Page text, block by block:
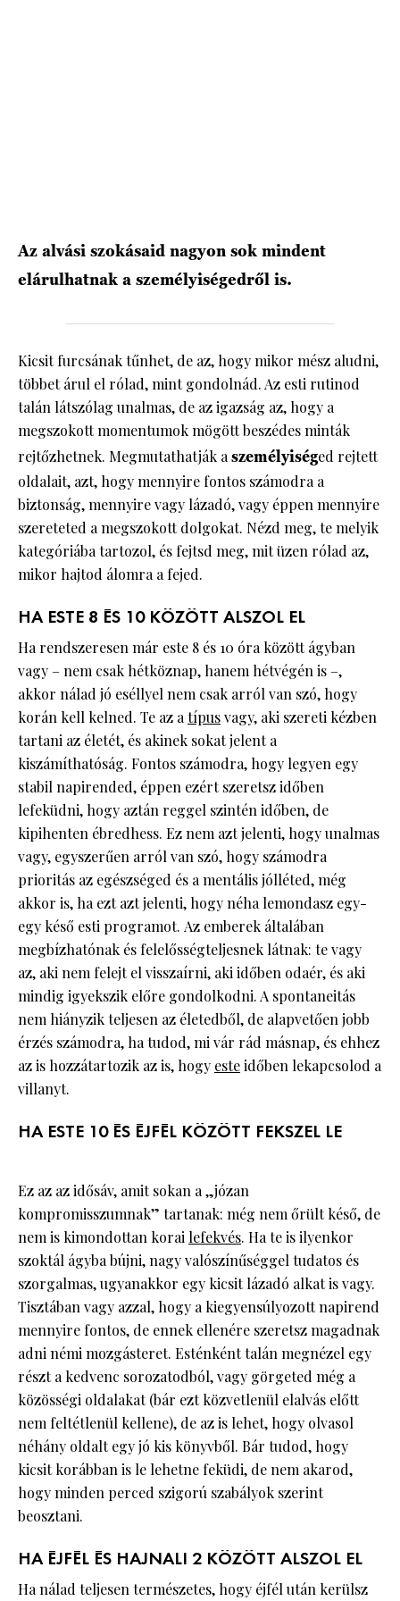
Az alvási szokásaid nagyon sok mindent
elárulhatnak a személyiségedről is.
Kicsit furcsának tűnhet, de az, hogy mikor mész aludni,
többet árul el rólad, mint gondolnád. Az esti rutinod
talán látszólag unalmas, de az igazság az, hogy a
megszokott momentumok mögött beszédes minták
rejtőzhetnek. Megmutathatják aszemélyiséged rejtett
oldalait, azt, hogy mennyire fontos számodra a
biztonság, mennyire vagy lázadó, vagy éppen mennyire
szereteted a megszokott dolgokat. Nézd meg, te melyik
kategóriába tartozol, és fejtsd meg, mit üzen rólad az,
mikor hajtod álomra a fejed.
HA ESTE 8 ÉS 10 KÖZÖTT ALSZOL EL
Ha rendszeresen már este 8 és 10 óra között ágyban
vagy – nem csak hétköznap, hanem hétvégén is –,
akkor nálad jó eséllyel nem csak arról van szó, hogy
korán kell kelned. Te az atípusvagy, aki szereti kézben
tartani az életét, és akinek sokat jelent a
kiszámíthatóság. Fontos számodra, hogy legyen egy
stabil napirended, éppen ezért szeretsz időben
lefeküdni, hogy aztán reggel szintén időben, de
kipihenten ébredhess. Ez nem azt jelenti, hogy unalmas
vagy, egyszerűen arról van szó, hogy számodra
prioritás az egészséged és a mentális jólléted, még
akkor is, ha ezt azt jelenti, hogy néha lemondasz egy-
egy késő esti programot. Az emberek általában
megbízhatónak és felelősségteljesnek látnak: te vagy
az, aki nem felejt el visszaírni, aki időben odaér, és aki
mindig igyekszik előre gondolkodni. A spontaneitás
nem hiányzik teljesen az életedből, de alapvetően jobb
érzés számodra, ha tudod, mi vár rád másnap, és ehhez
az is hozzátartozik az is, hogy esteidőben lekapcsolod a
villanyt.
HA ESTE 10 ÉS ÉJFÉL KÖZÖTT FEKSZEL LE
Ez az az idősáv, amit sokan a „józan
kompromisszumnak” tartanak: még nem őrült késő, de
nem is kimondottan korai lefekvés. Ha te is ilyenkor
szoktál ágyba bújni, nagy valószínűséggel tudatos és
szorgalmas, ugyanakkor egy kicsit lázadó alkat is vagy.
Tisztában vagy azzal, hogy a kiegyensúlyozott napirend
mennyire fontos, de ennek ellenére szeretsz magadnak
adni némi mozgásteret. Esténként talán megnézel egy
részt a kedvenc sorozatodból, vagy görgeted még a
közösségi oldalakat (bár ezt közvetlenül elalvás előtt
nem feltétlenül kellene), de az is lehet, hogy olvasol
néhány oldalt egy jó kis könyvből. Bár tudod, hogy
kicsit korábban is le lehetne feküdi, de nem akarod,
hogy minden perced szigorú szabályok szerint
beosztani.
HA ÉJFÉL ÉS HAJNALI 2 KÖZÖTT ALSZOL EL
Ha nálad teljesen természetes, hogy éjfél után kerülsz